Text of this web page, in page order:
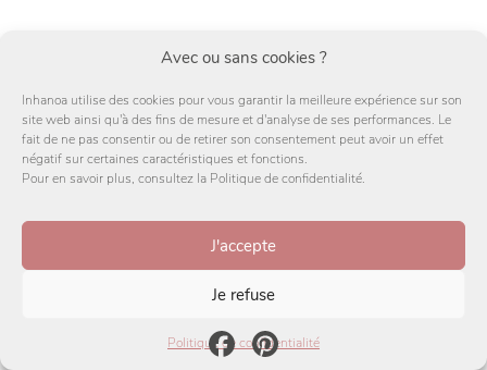
Avec ou sans cookies ?
Inhanoa utilise des cookies pour vous garantir la meilleure expérience sur son
site web ainsi qu'à des fins de mesure et d'analyse de ses performances. Le
fait de ne pas consentir ou de retirer son consentement peut avoir un effet
négatif sur certaines caractéristiques et fonctions.
Pour en savoir plus, consultez la Politique de confidentialité.
J'accepte
Je refuse
Politique de confidentialité
Facebook
Pinterest